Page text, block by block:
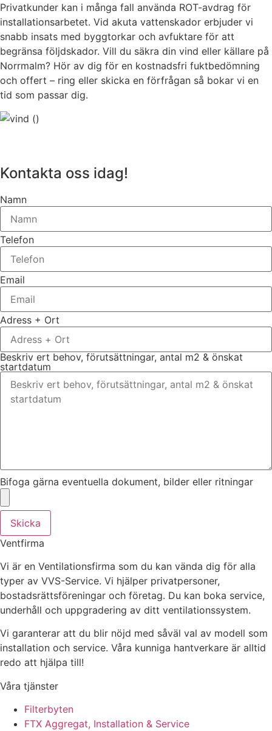
Privatkunder kan i många fall använda ROT-avdrag för
installationsarbetet. Vid akuta vattenskador erbjuder vi
snabb insats med byggtorkar och avfuktare för att
begränsa följdskador. Vill du säkra din vind eller källare på
Norrmalm? Hör av dig för en kostnadsfri fuktbedömning
och offert – ring eller skicka en förfrågan så bokar vi en
tid som passar dig.
Kontakta oss idag!
Namn
Telefon
Email
Adress + Ort
Beskriv ert behov, förutsättningar, antal m2 & önskat
startdatum
Bifoga gärna eventuella dokument, bilder eller ritningar
Skicka
Ventfirma
Vi är en Ventilationsfirma som du kan vända dig för alla
typer av VVS-Service. Vi hjälper privatpersoner,
bostadsrättsföreningar och företag. Du kan boka service,
underhåll och uppgradering av ditt ventilationssystem.
Vi garanterar att du blir nöjd med såväl val av modell som
installation och service. Våra kunniga hantverkare är alltid
redo att hjälpa till!
Våra tjänster
Filterbyten
FTX Aggregat, Installation & Service